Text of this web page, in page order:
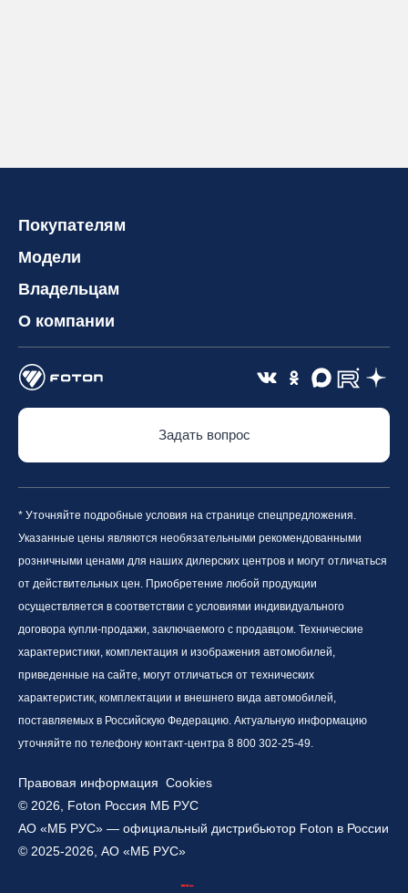
Покупателям
Модели
Владельцам
О компании
Задать вопрос
* Уточняйте подробные условия на странице спецпредложения.
Указанные цены являются необязательными рекомендованными
розничными ценами для наших дилерских центров и могут отличаться
от действительных цен. Приобретение любой продукции
осуществляется в соответствии с условиями индивидуального
договора купли-продажи, заключаемого с продавцом. Технические
характеристики, комплектация и изображения автомобилей,
приведенные на сайте, могут отличаться от технических
характеристик, комплектации и внешнего вида автомобилей,
поставляемых в Российскую Федерацию. Актуальную информацию
уточняйте по телефону контакт-центра 8 800 302-25-49.
© 2026, Foton Россия МБ РУС
АО «МБ РУС» — официальный дистрибьютор Foton в России
© 2025-2026, АО «МБ РУС»
Правовая информация Cookies